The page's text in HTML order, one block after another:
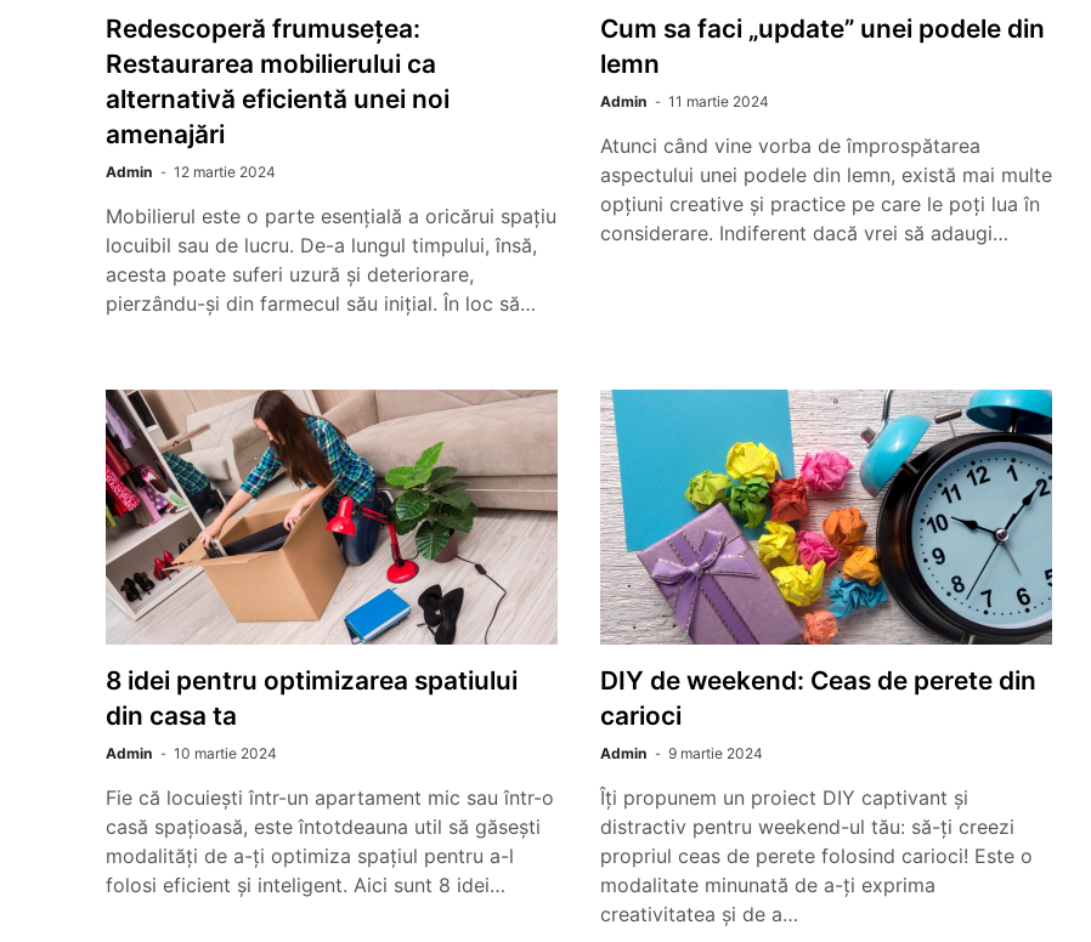
Redescoperă frumusețea:
Restaurarea mobilierului ca
alternativă eficientă unei noi
amenajări
Admin 12 martie 2024
Mobilierul este o parte esențială a oricărui spațiu
locuibil sau de lucru. De-a lungul timpului, însă,
acesta poate suferi uzură și deteriorare,
pierzându-și din farmecul său inițial. În loc să…
Cum sa faci „update” unei podele din
lemn
Admin 11 martie 2024
Atunci când vine vorba de împrospătarea
aspectului unei podele din lemn, există mai multe
opțiuni creative și practice pe care le poți lua în
considerare. Indiferent dacă vrei să adaugi…
8 idei pentru optimizarea spatiului
din casa ta
Admin 10 martie 2024
Fie că locuiești într-un apartament mic sau într-o
casă spațioasă, este întotdeauna util să găsești
modalități de a-ți optimiza spațiul pentru a-l
folosi eficient și inteligent. Aici sunt 8 idei…
DIY de weekend: Ceas de perete din
carioci
Admin 9 martie 2024
Îți propunem un proiect DIY captivant și
distractiv pentru weekend-ul tău: să-ți creezi
propriul ceas de perete folosind carioci! Este o
modalitate minunată de a-ți exprima
creativitatea și de a…